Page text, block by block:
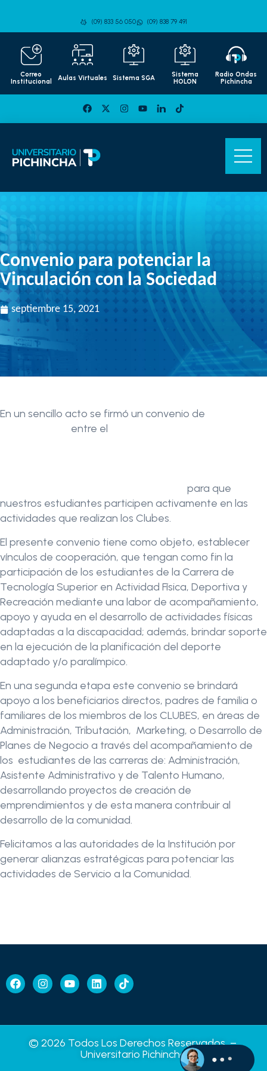
(09) 833 56 050 (09) 838 79 491
Correo
Institucional
Aulas Virtuales Sistema SGA
Sistema
HOLON
Radio Ondas
Pichincha
Convenio para potenciar la
Vinculación con la Sociedad
septiembre 15, 2021
En un sencillo acto se firmó un convenio de
entre el
para que
nuestros estudiantes participen activamente en las
actividades que realizan los Clubes.
El presente convenio tiene como objeto, establecer
vínculos de cooperación, que tengan como fin la
participación de los estudiantes de la Carrera de
Tecnología Superior en Actividad Física, Deportiva y
Recreación mediante una labor de acompañamiento,
apoyo y ayuda en el desarrollo de actividades físicas
adaptadas a la discapacidad; además, brindar soporte
en la ejecución de la planificación del deporte
adaptado y/o paralímpico.
En una segunda etapa este convenio se brindará
apoyo a los beneficiarios directos, padres de familia o
familiares de los miembros de los CLUBES, en áreas de
Administración, Tributación, Marketing, o Desarrollo de
Planes de Negocio a través del acompañamiento de
los estudiantes de las carreras de: Administración,
Asistente Administrativo y de Talento Humano,
desarrollando proyectos de creación de
emprendimientos y de esta manera contribuir al
desarrollo de la comunidad.
Felicitamos a las autoridades de la Institución por
generar alianzas estratégicas para potenciar las
actividades de Servicio a la Comunidad.
© 2026 Todos Los Derechos Reservados –
Universitario Pichincha